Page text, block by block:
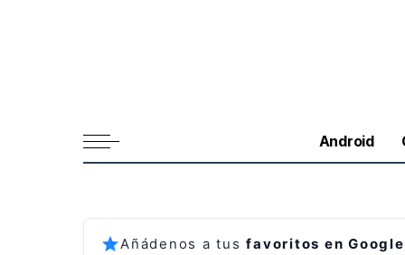
Android
Añádenos a tusfavoritos en Google